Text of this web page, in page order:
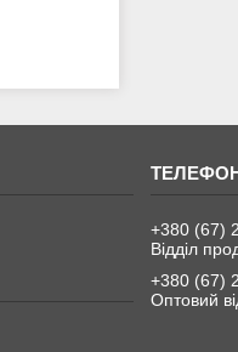
+380 (67)
Відділ
+380 (67)
Оптовий